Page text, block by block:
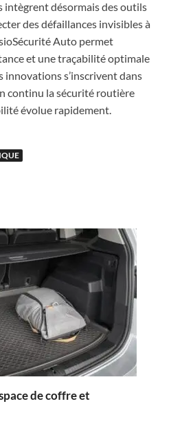
intègrent désormais des outils
des défaillances invisibles à
Auto permet
et une traçabilité optimale
innovations s’inscrivent dans
continu la sécurité routière
évolue rapidement.
de coffre et